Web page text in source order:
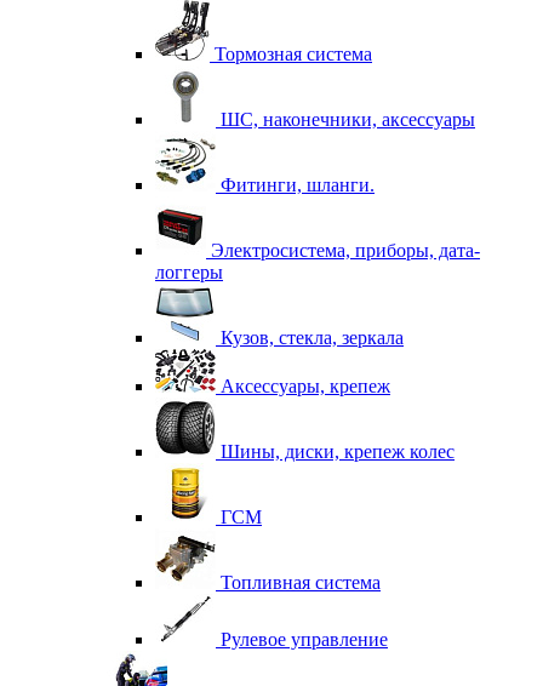
Тормозная система
ШС, наконечники, аксессуары
Фитинги, шланги.
Электросистема, приборы, дата-
логгеры
Кузов, стекла, зеркала
Аксессуары, крепеж
Шины, диски, крепеж колес
ГСМ
Топливная система
Рулевое управление